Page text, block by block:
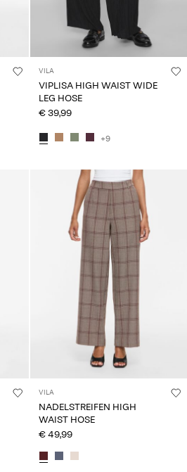
VILA
VIPLISA HIGH WAIST WIDE
LEG HOSE
€ 39,99
+9
VILA
NADELSTREIFEN HIGH
WAIST HOSE
€ 49,99